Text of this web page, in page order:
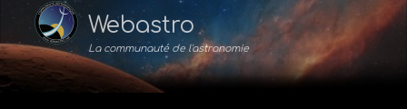
Webastro
La communauté de l'astronomie